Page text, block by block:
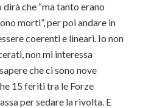
che “ma tanto erano
morti”, per poi andare in
coerenti e lineari. Io non
non mi interessa
che ci sono nove
15 feriti tra le Forze
per sedare la rivolta. E